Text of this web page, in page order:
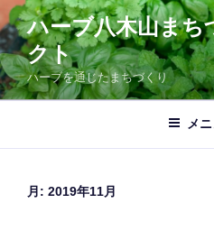
コ
ン
テ
ン
ツ
ハーブ八木山まち
クト
ハーブを通じたまちづくり
メ
月: 2019年11月